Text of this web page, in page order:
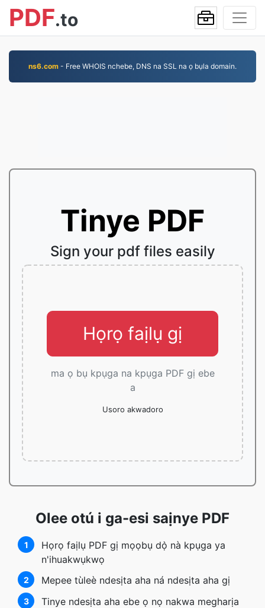
PDF.to
ns6.com - Free WHOIS nchebe, DNS na SSL na ọ bụla domain.
Tinye PDF
Sign your pdf files easily
Họrọ faịlụ gị
ma ọ bụ kpụga na kpụga PDF gị ebe
a
Usoro akwadoro
Olee otú i ga-esi saịnye PDF
1
Họrọ faịlụ PDF gị mọọbụ dọ̀ nà kpụga ya
n'ihuakwụkwọ
2 Mepee tùleè ndesịta aha ná ndesịta aha gị
3
Tinye ndesịta aha ebe ọ nọ nakwa megharịa